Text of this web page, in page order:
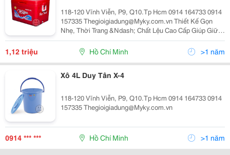
118-120 Vĩnh Viễn, P9, Q10.Tp Hcm 0914 164733 0914
157335 Thegioigiadung@Myky.com.vn Thiết Kế Gọn
Nhẹ, Thời Trang &Ndash; Chất Lệu Cao Cấp Giúp Giữ
Nhiệt Tốt &Ndash; Vật Dụng Tiện Ích Cho Mọi Gia Đình.
Thùng Đá Nhựa Thiết Kế Hiệ
1,12 triệu Hồ Chí Minh >1 năm
Xô 4L Duy Tân X-4
118-120 Vĩnh Viễn, P9, Q10.Tp Hcm 0914 164733 0914
157335 Thegioigiadung@Myky.com.vn
0914 *** *** Hồ Chí Minh >1 năm